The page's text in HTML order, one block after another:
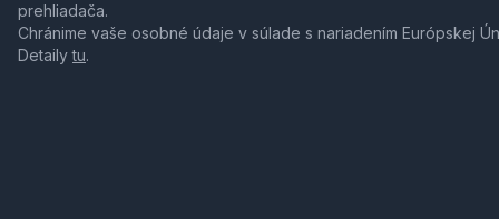
prehliadača.
Chránime vaše osobné údaje v súlade s nariadením Európskej
Detailytu.